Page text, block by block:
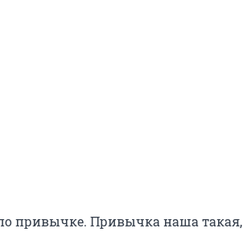
привычке. Привычка наша такая,